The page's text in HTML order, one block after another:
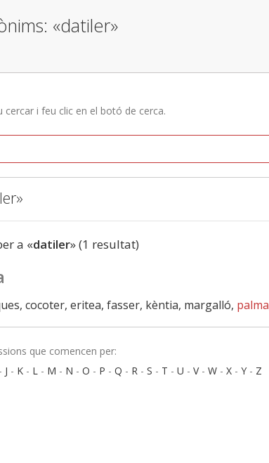
«datiler»
i feu clic en el botó de cerca.
a «datiler» (1 resultat)
cocoter, eritea, fasser, kèntia, margalló, palma
que comencen per:
- J - K - L - M - N - O - P - Q - R - S - T - U - V- W - X - Y - Z